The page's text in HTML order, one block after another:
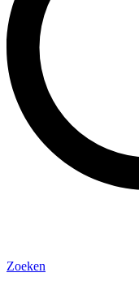
Zoeken